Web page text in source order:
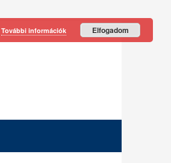
További információk Elfogadom